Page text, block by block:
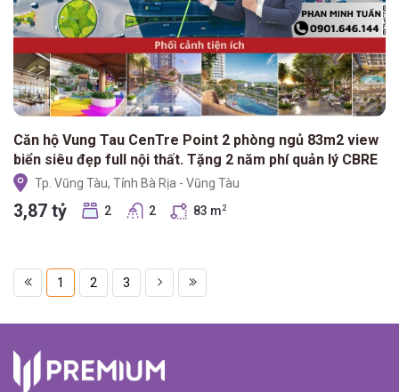
Căn hộ Vung Tau CenTre Point 2 phòng ngủ 83m2 view
biển siêu đẹp full nội thất. Tặng 2 năm phí quản lý CBRE
Tp. Vũng Tàu, Tỉnh Bà Rịa - Vũng Tàu
3,87 tỷ 2 2 83 m 2
1 2 3